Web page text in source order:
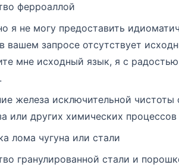
ферроаллой
я не могу предоставить
вашем запросе отсутствует
мне исходный язык, я с
железа исключительной
или других химических процессов
лома чугуна или стали
гранулированной стали и